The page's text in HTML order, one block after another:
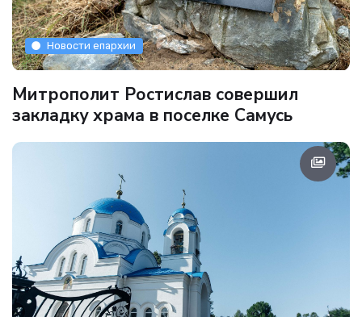
Новости епархии
Митрополит Ростислав совершил
закладку храма в поселке Самусь